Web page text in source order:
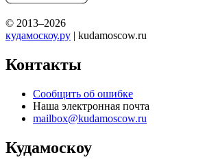
© 2013–2026
кудамоскоу.ру | kudamoscow.ru
Контакты
Сообщить об ошибке
Наша электронная почта
mailbox@kudamoscow.ru
Кудамоскоу